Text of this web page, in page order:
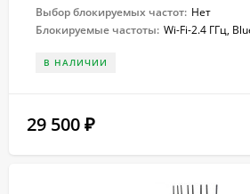
Выбор блокируемых частот: Нет
Блокируемые частоты: Wi-Fi-2.4 ГГц,
В НАЛИЧИИ
29 500 ₽